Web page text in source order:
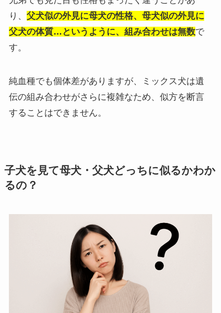
り、 父犬似の外見に母犬の性格、母犬似の外見に
父犬の体質…というように、組み合わせは無数で
す。
純血種でも個体差がありますが、ミックス犬は遺
伝の組み合わせがさらに複雑なため、似方を断言
することはできません。
子犬を見て母犬・父犬どっちに似るかわか
るの？